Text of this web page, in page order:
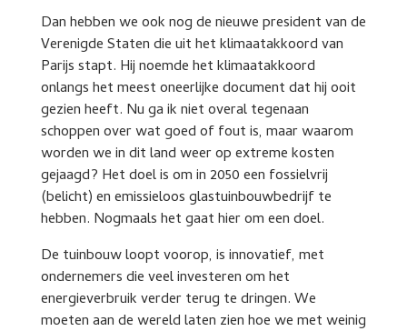
Dan hebben we ook nog de nieuwe president van de
Verenigde Staten die uit het klimaatakkoord van
Parijs stapt. Hij noemde het klimaatakkoord
onlangs het meest oneerlijke document dat hij ooit
gezien heeft. Nu ga ik niet overal tegenaan
schoppen over wat goed of fout is, maar waarom
worden we in dit land weer op extreme kosten
gejaagd? Het doel is om in 2050 een fossielvrij
(belicht) en emissieloos glastuinbouwbedrijf te
hebben. Nogmaals het gaat hier om een doel.
De tuinbouw loopt voorop, is innovatief, met
ondernemers die veel investeren om het
energieverbruik verder terug te dringen. We
moeten aan de wereld laten zien hoe we met weinig